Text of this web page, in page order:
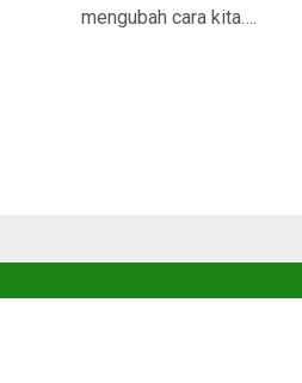
mengubah cara kita….